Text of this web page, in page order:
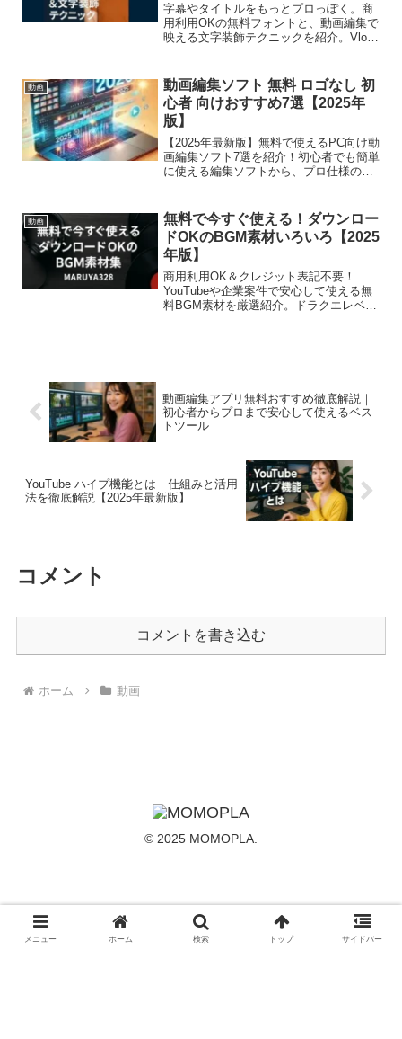
字幕やタイトルをもっとプロっぽく。商
用利用OKの無料フォントと、動画編集で
映える文字装飾テクニックを紹介。Vlog
動画
動画編集ソフト 無料 ロゴなし 初
心者 向けおすすめ7選【2025年
版】
【2025年最新版】無料で使えるPC向け動
画編集ソフト7選を紹介！初心者でも簡単
に使える編集ソフトから、プロ仕様の高
ック！
動画
無料で今すぐ使える！ダウンロー
ドOKのBGM素材いろいろ【2025
年版】
商用利用OK＆クレジット表記不要！
YouTubeや企業案件で安心して使える無
料BGM素材を厳選紹介。ドラクエレベル
動画編集アプリ無料おすすめ徹底解説｜
初心者からプロまで安心して使えるベス
トツール
YouTube ハイプ機能とは｜仕組みと活用
法を徹底解説【2025年最新版】
コメント
コメントを書き込む
ホーム 動画
© 2025 MOMOPLA.
メニュー ホーム 検索 トップ サイドバー